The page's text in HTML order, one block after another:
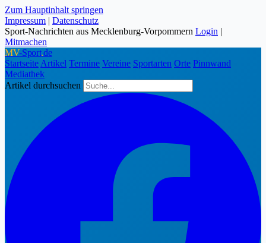
Zum Hauptinhalt springen
Impressum | Datenschutz
Sport-Nachrichten aus Mecklenburg-Vorpommern Login |
Mitmachen
MV-Sport.de
Startseite Artikel Termine Vereine Sportarten Orte Pinnwand
Mediathek
Artikel durchsuchen